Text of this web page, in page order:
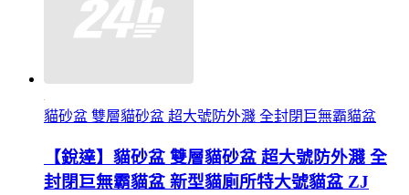
貓砂盆 雙層貓砂盆 超大號防外濺 全封閉巨無霸貓盆
【銳達】貓砂盆 雙層貓砂盆 超大號防外濺 全
封閉巨無霸貓盆 新型貓廁所特大號貓盆 ZJ